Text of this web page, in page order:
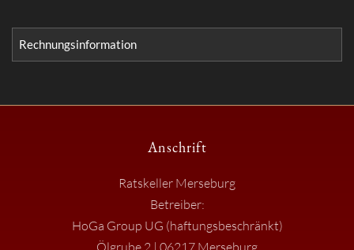
Rechnungsinformation
Anschrift
Ratskeller Merseburg
Betreiber:
HoGa Group UG (haftungsbeschränkt)
Ölgrube 2 | 06217 Merseburg